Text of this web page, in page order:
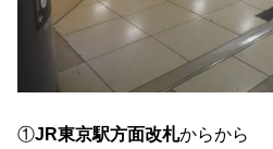
①JR東京駅方面改札からから